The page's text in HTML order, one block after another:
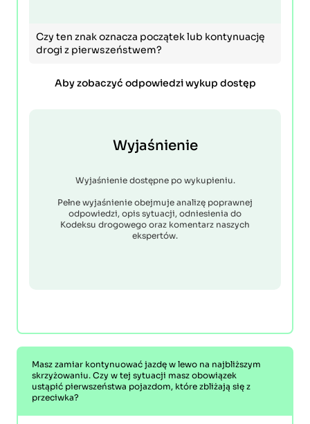
Czy ten znak oznacza początek lub kontynuację
drogi z pierwszeństwem?
Aby zobaczyć odpowiedzi wykup dostęp
Wyjaśnienie
Wyjaśnienie dostępne po wykupieniu.
Pełne wyjaśnienie obejmuje analizę poprawnej
odpowiedzi, opis sytuacji, odniesienia do
Kodeksu drogowego oraz komentarz naszych
ekspertów.
Masz zamiar kontynuować jazdę w lewo na najbliższym
skrzyżowaniu. Czy w tej sytuacji masz obowiązek
ustąpić pierwszeństwa pojazdom, które zbliżają się z
przeciwka?